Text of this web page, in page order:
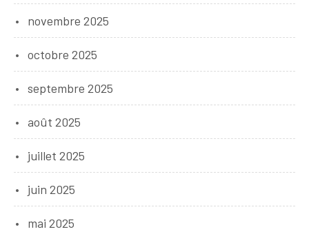
novembre 2025
octobre 2025
septembre 2025
août 2025
juillet 2025
juin 2025
mai 2025